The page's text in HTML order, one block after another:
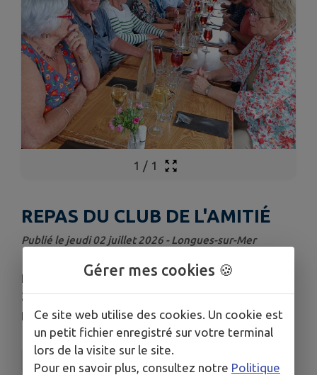
1 / 1
REPAS DU CLUB DE L'AMITIÉ
Publié le jeudi 02 juillet 2026 - Longues-sur-Mer
Le repas du club de l'Amitié a eu lieu ce jour, jeudi
2 juillet 2026, et a rassemblé une vingtaine de
personnes.
LE CLUB DE L'AMITIÉ
Gérer mes cookies 🍪
Ce site web utilise des cookies. Un cookie est
un petit fichier enregistré sur votre terminal
lors de la visite sur le site.
Pour en savoir plus, consultez notre Politique